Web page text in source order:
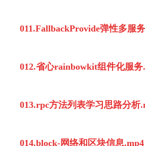
011.FallbackProvide弹性多服
012.省心rainbowkit组件化服务
013.rpc方法列表学习思路分析
014.block-网络和区块信息.mp4